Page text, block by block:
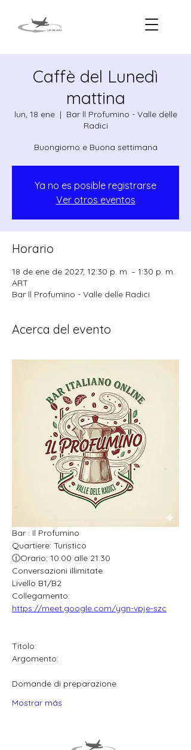
Caffè del Lunedì
mattina
lun, 18 ene
  |
Bar ll Profumino - Valle delle
Radici
Ya no es posible registrarse
Ver otros eventos
Horario
18 de ene de 2027, 12:30 p. m. – 1:30 p. m.
ART
Bar ll Profumino - Valle delle Radici
Acerca del evento
Bar : Il Profumino
Quartiere: Turistico
🕧Orario: 10:00 alle 21.30
Conversazioni illimitate
Livello B1/B2
Collegamento:
https://meet.google.com/ygn-vpje-szc
Titolo:
Argomento:
Domande di preparazione
Mostrar más